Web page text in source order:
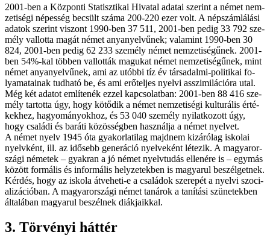
2001-ben a Köz­pon­ti Sta­tisz­ti­kai Hi­va­tal ada­tai sze­rint a né­met nem­
ze­ti­sé­gi né­pes­ség be­csült szá­ma 200-220 ezer volt. A nép­szám­lá­lá­si
ada­tok sze­rint vi­szont 1990-ben 37 511, 2001-ben pe­dig 33 792 sze­
mély val­lot­ta ma­gát né­met anya­nyel­vű­nek; va­la­mint 1990-ben 30
824, 2001-ben pe­dig 62 233 sze­mély né­met nem­ze­ti­sé­gű­nek. 2001-
ben 54%-kal töb­ben val­lot­ták ma­gu­kat né­met nem­ze­ti­sé­gű­nek, mint
né­met anya­nyel­vű­nek, ami az utób­bi tíz év tár­sa­dal­mi-po­li­ti­kai fo­
lya­ma­ta­i­nak tud­ha­tó be, és ami erő­tel­jes nyel­vi as­­szi­mi­lá­ci­ó­ra utal.
Még két ada­tot em­lí­te­nék ez­zel kap­cso­lat­ban: 2001-ben 88 416 sze­
mély tar­tot­ta úgy, hogy kö­tő­dik a né­met nem­ze­ti­sé­gi kul­tu­rá­lis ér­té­
kek­hez, ha­gyo­má­nyok­hoz, és 53 040 sze­mély nyi­lat­ko­zott úgy,
hogy csa­lá­di és ba­rá­ti kö­zös­ség­ben hasz­nál­ja a né­met nyel­vet.
A né­met nyelv 1945 óta gya­kor­la­ti­lag majd­nem ki­zá­ró­lag is­ko­lai
nyelv­ként, ill. az idő­sebb ge­ne­rá­ció nyel­ve­ként lé­te­zik. A ma­gyar­or­
szá­gi né­me­tek – gyak­ran a jó né­met nyelv­tu­dás el­le­né­re is – egy­más
kö­zött for­má­lis és in­for­má­lis hely­ze­tek­ben is ma­gya­rul be­szél­get­nek.
Kér­dés, hogy az is­ko­la át­ve­he­ti-e a csa­lá­dok sze­re­pét a nyel­vi szo­ci­
a­li­zá­ci­ó­ban. A ma­gyar­or­szá­gi né­met ta­ná­rok a ta­ní­tá­si szü­ne­tek­ben
ál­ta­lá­ban ma­gya­rul be­szél­nek di­ák­ja­ik­kal.
3. Tör­vé­nyi hát­tér